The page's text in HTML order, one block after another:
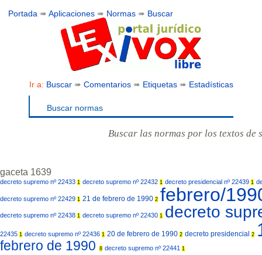
Portada ➠Aplicaciones ➠ Normas ➠ Buscar
Ir a: Buscar➠ Comentarios➠ Etiquetas➠ Estadísticas
Buscar normas
Buscar las normas por los textos de
gaceta 1639
decreto supremo nº 22433 1 decreto supremo nº 22432 1 decreto presidencial nº 22439 1
decreto supremo nº 22429 1 21 de febrero de 1990 2 febrero/
decreto supremo nº 22438 1 decreto supremo nº 22430 1 decreto
22435 1 decreto supremo nº 22436 1 20 de febrero de 1990 2 decreto presidencial 2
febrero de 1990 8 decreto supremo nº 22441 1